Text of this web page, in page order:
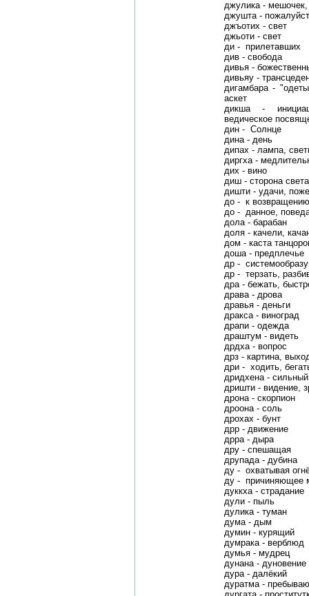
джулика -
джушта -
джъотих - свет
джьоти - свет
ди - прилетавших
див - свобода
дивья -
дивьяу -
дигамбара -
аскет
дикша -
ведическое
дин - Солнце
дина - день
дипах - лампа,
диргха -
дих - вино
диш - сторона света
дишти - удачи,
до - к возвращению
до - данное,
дола - барабан
доля - качели,
дом - каста
доша - предплечье
др -
др - терзать,
дра - бежать,
драва - дрова
дравья - деньги
дракса - виноград
драпи - одежда
драштум - видеть
дрдха - вопрос
дрз - картина,
дри - ходить,
дридхена - сильный
дришти - видение,
дрона - скорпион
дроона - соль
дрохах - бунт
дрр - движение
дрра - дыра
дру - спешащая
друпада - дубина
ду - охватывая
ду - причиняющее
дуккха - страдание
дули - пыль
дулика - туман
дума - дым
думин - курящий
думрака - верблюд
думья - мудрец
дунана - дуновение
дура - далёкий
дуратма -